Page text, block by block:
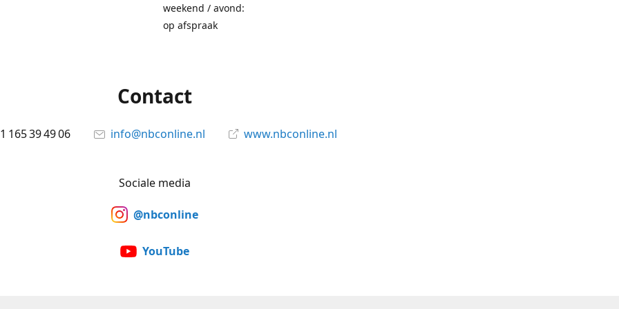
weekend / avond:
op afspraak
Contact
165 39 49 06 info@nbconline.nl www.nbconline.nl
Sociale media
@nbconline
YouTube